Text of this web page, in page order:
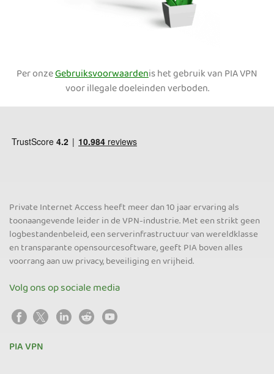
Per onzeGebruiksvoorwaardenis het gebruik van PIA VPN
voor illegale doeleinden verboden.
Private Internet Access heeft meer dan 10 jaar ervaring als
toonaangevende leider in de VPN-industrie. Met een strikt geen
logbestandenbeleid, een serverinfrastructuur van wereldklasse
en transparante opensourcesoftware, geeft PIA boven alles
voorrang aan uw privacy, beveiliging en vrijheid.
Volg ons op sociale media
PIA VPN